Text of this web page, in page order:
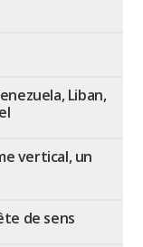
Liban,
vertical, un
de sens